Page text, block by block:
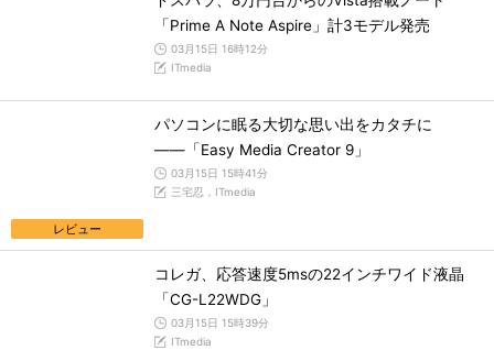
「Prime A Note Aspire」計3モデル発売
03月15日 16時12分
ITmedia
レビュー
パソコンに眠る大切な思い出をカタチに
――「Easy Media Creator 9」
03月15日 15時41分
三宅忍，ITmedia
コレガ、応答速度5msの22インチワイド液晶
「CG-L22WDG」
03月15日 15時39分
ITmedia